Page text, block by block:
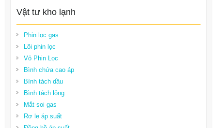
Vật tư kho lạnh
Phin lọc gas
Lõi phin lọc
Vỏ Phin Lọc
Bình chứa cao áp
Bình tách dầu
Bình tách lỏng
Mắt soi gas
Rơ le áp suất